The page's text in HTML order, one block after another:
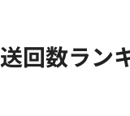
回数ラン